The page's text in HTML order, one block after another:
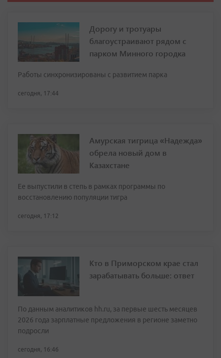
Дорогу и тротуары
благоустраивают рядом с
парком Минного городка
Работы синхронизированы с развитием парка
сегодня, 17:44
Амурская тигрица «Надежда»
обрела новый дом в
Казахстане
Ее выпустили в степь в рамках программы по
восстановлению популяции тигра
сегодня, 17:12
Кто в Приморском крае стал
зарабатывать больше: ответ
По данным аналитиков hh.ru, за первые шесть месяцев
2026 года зарплатные предложения в регионе заметно
подросли
сегодня, 16:46